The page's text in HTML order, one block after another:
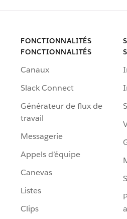
FONCTIONNALITÉS
FONCTIONNALITÉS
Canaux
Slack Connect
Générateur de flux de
travail
Messagerie
Appels d’équipe
Canevas
Listes
Clips